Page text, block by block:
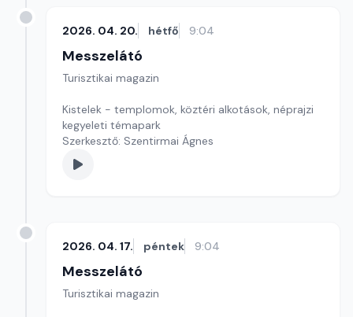
2026. 04. 20. hétfő 9:04
Messzelátó
Turisztikai magazin
Kistelek - templomok, köztéri alkotások, néprajzi
kegyeleti témapark
Szerkesztő: Szentirmai Ágnes
2026. 04. 17. péntek 9:04
Messzelátó
Turisztikai magazin